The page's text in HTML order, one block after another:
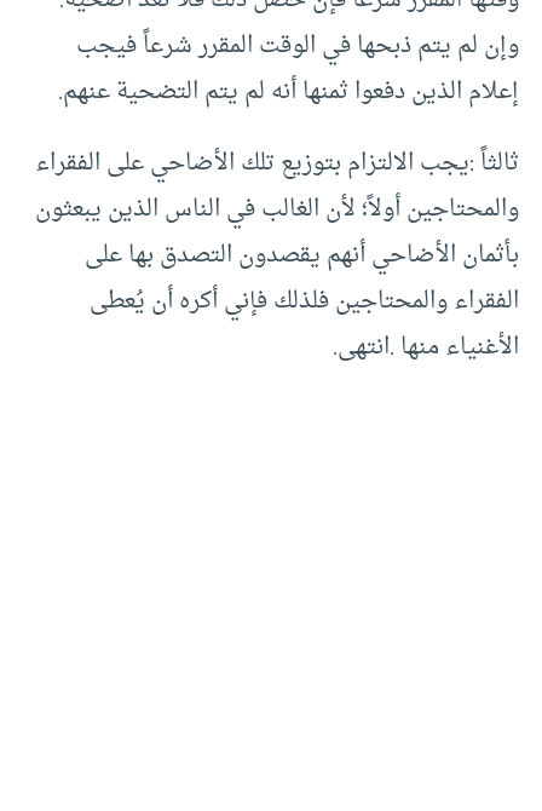
وإن لم يتم ذبحها في الوقت المقرر شرعاً فيجب
إعلام الذين دفعوا ثمنها أنه لم يتم التضحية عنهم.
ثالثاً :يجب الالتزام بتوزيع تلك الأضاحي على الفقراء
والمحتاجين أولاً؛ لأن الغالب في الناس الذين يبعثون
بأثمان الأضاحي أنهم يقصدون التصدق بها على
الفقراء والمحتاجين فلذلك فإني أكره أن يُعطى
الأغنياء منها .انتهى.